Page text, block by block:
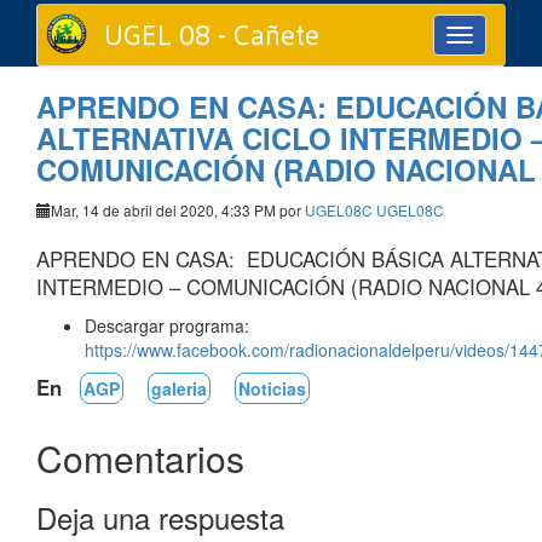
Toggle
navigation
UGEL 08 - Cañete
APRENDO EN CASA: EDUCACIÓN
ALTERNATIVA CICLO INTERMEDIO
COMUNICACIÓN (RADIO
Mar, 14 de abril del 2020, 4:33 PM por UGEL08C UGEL08C
APRENDO EN CASA: EDUCACIÓN BÁSICA
INTERMEDIO – COMUNICACIÓN (RADIO NACIONAL
Descargar programa:
https://www.facebook.com/radionacionaldelperu/videos/
En AGP galeria Noticias
Comentarios
Deja una respuesta